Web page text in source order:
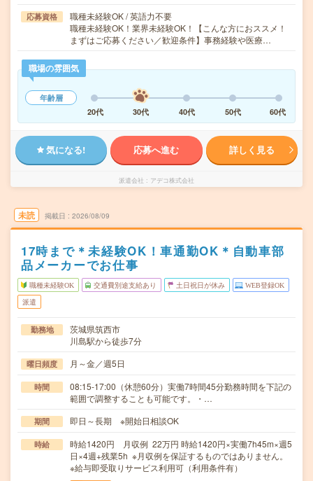
応募資格
職種未経験OK / 英語力不要
職種未経験OK！業界未経験OK！【こんな方におススメ！
まずはご応募ください／歓迎条件】事務経験や医療…
職場の雰囲気
年齢層
20代
30代 40代 50代 60代
気になる! 応募へ進む 詳しく見る
派遣会社 アデコ株式会社
未読 掲載日 2026/08/09
17時まで＊未経験OK！車通勤OK＊自動車部
品メーカーでお仕事
職種未経験OK 交通費別途支給あり 土日祝日が休み WEB登録OK
派遣
勤務地
茨城県筑西市
川島駅から徒歩7分
曜日頻度 月～金／週5日
時間
08:15-17:00（休憩60分）実働7時間45分勤務時間を下記の
範囲で調整することも可能です。・…
期間 即日～長期 ※開始日相談OK
時給
時給1420円 月収例 22万円 時給1420円×実働7h45m×週5
日×4週+残業5h ※月収例を保証するものではありません。
※給与即受取りサービス利用可（利用条件有）